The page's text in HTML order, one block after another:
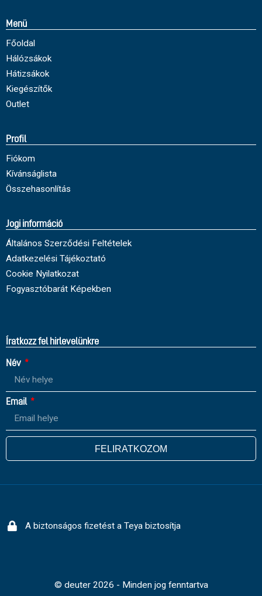
Menü
Főoldal
Hálózsákok
Hátizsákok
Kiegészítők
Outlet
Profil
Fiókom
Kívánságlista
Összehasonlítás
Jogi információ
Általános Szerződési Feltételek
Adatkezelési Tájékoztató
Cookie Nyilatkozat
Fogyasztóbarát Képekben
Íratkozz fel hirlevelünkre
Név
Email
FELIRATKOZOM
A biztonságos fizetést a Teya biztosítja
© deuter 2026 - Minden jog fenntartva